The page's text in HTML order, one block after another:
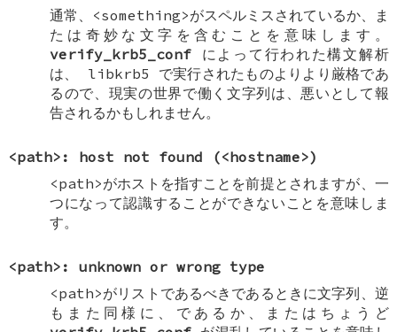
通常、<something>がスペルミスされているか、ま
たは奇妙な文字を含むことを意味します。
verify_krb5_confによって行われた構文解析
は、 libkrb5 で実行されたものよりより厳格であ
るので、現実の世界で働く文字列は、悪いとして報
告されるかもしれません。
<path>: host not found (<hostname>)
<path>がホストを指すことを前提とされますが、一
つになって認識することができないことを意味しま
す。
<path>: unknown or wrong type
<path>がリストであるべきであるときに文字列、逆
もまた同様に、であるか、またはちょうど